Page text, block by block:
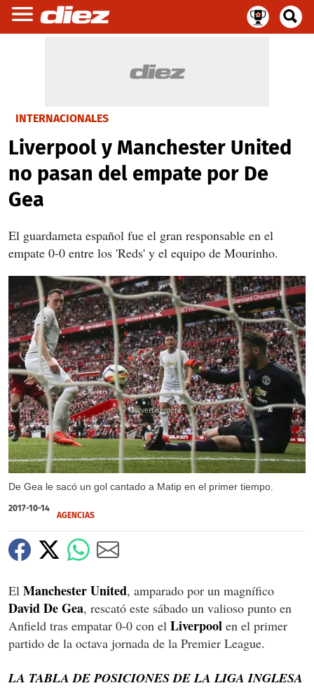
INTERNACIONALES
Liverpool y Manchester United
no pasan del empate por De
Gea
El guardameta español fue el gran responsable en el
empate 0-0 entre los 'Reds' y el equipo de Mourinho.
De Gea le sacó un gol cantado a Matip en el primer tiempo.
X
2017-10-14
AGENCIAS
El Manchester United, amparado por un magnífico
David De Gea, rescató este sábado un valioso punto en
Anfield tras empatar 0-0 con el Liverpool en el primer
partido de la octava jornada de la Premier League.
LA TABLA DE POSICIONES DE LA LIGA INGLESA